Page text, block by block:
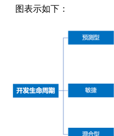
图表示如下：